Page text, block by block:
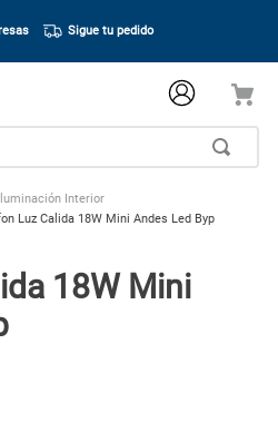
Sigue tu pedido
Interior
Luz Calida 18W Mini Andes Led Byp
18W Mini